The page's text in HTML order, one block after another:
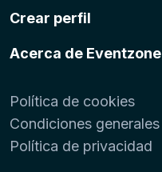
Crear perfil
Acerca de Eventzone
Política de cookies
Condiciones generales
Política de privacidad